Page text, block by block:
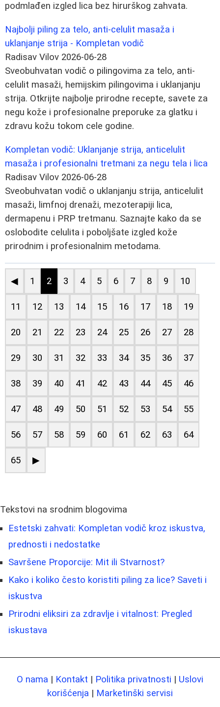
podmlađen izgled lica bez hirurškog zahvata.
Najbolji piling za telo, anti-celulit masaža i
uklanjanje strija - Kompletan vodič
Radisav Vilov 2026-06-28
Sveobuhvatan vodič o pilingovima za telo, anti-
celulit masaži, hemijskim pilingovima i uklanjanju
strija. Otkrijte najbolje prirodne recepte, savete za
negu kože i profesionalne preporuke za glatku i
zdravu kožu tokom cele godine.
Kompletan vodič: Uklanjanje strija, anticelulit
masaža i profesionalni tretmani za negu tela i lica
Radisav Vilov 2026-06-28
Sveobuhvatan vodič o uklanjanju strija, anticelulit
masaži, limfnoj drenaži, mezoterapiji lica,
dermapenu i PRP tretmanu. Saznajte kako da se
oslobodite celulita i poboljšate izgled kože
prirodnim i profesionalnim metodama.
◀ 1 2 3 4 5 6 7 8 9 10
11 12 13 14 15 16 17 18 19
20 21 22 23 24 25 26 27 28
29 30 31 32 33 34 35 36 37
38 39 40 41 42 43 44 45 46
47 48 49 50 51 52 53 54 55
56 57 58 59 60 61 62 63 64
65 ▶
Tekstovi na srodnim blogovima
Estetski zahvati: Kompletan vodič kroz iskustva,
prednosti i nedostatke
Savršene Proporcije: Mit ili Stvarnost?
Kako i koliko često koristiti piling za lice? Saveti i
iskustva
Prirodni eliksiri za zdravlje i vitalnost: Pregled
iskustava
O nama | Kontakt | Politika privatnosti | Uslovi
korišćenja | Marketinški servisi